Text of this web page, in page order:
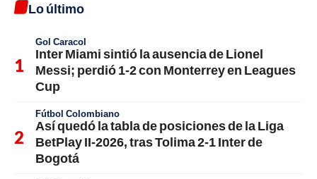
Lo último
Gol Caracol
Inter Miami sintió la ausencia de Lionel
Messi; perdió 1-2 con Monterrey en Leagues
Cup
Fútbol Colombiano
Así quedó la tabla de posiciones de la Liga
BetPlay II-2026, tras Tolima 2-1 Inter de
Bogotá